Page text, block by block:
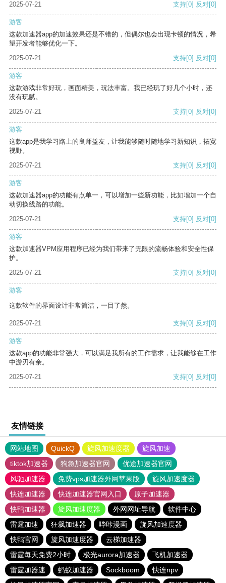
2025-07-21 支持[0] 反对[0]
游客
这款加速器app的加速效果还是不错的，但偶尔也会出现卡顿的情况，希
望开发者能够优化一下。
2025-07-21
支持[0] 反对[0]
游客
这款游戏非常好玩，画面精美，玩法丰富。我已经玩了好几个小时，还
没有玩腻。
2025-07-21
支持[0] 反对[0]
游客
这款app是我学习路上的良师益友，让我能够随时随地学习新知识，拓宽
视野。
2025-07-21
支持[0] 反对[0]
游客
这款加速器app的功能有点单一，可以增加一些新功能，比如增加一个自
动切换线路的功能。
2025-07-21
支持[0] 反对[0]
游客
这款加速器VPM应用程序已经为我们带来了无限的流畅体验和安全性保
护。
2025-07-21
支持[0] 反对[0]
游客
这款软件的界面设计非常简洁，一目了然。
2025-07-21 支持[0] 反对[0]
游客
这款app的功能非常强大，可以满足我所有的工作需求，让我能够在工作
中游刃有余。
2025-07-21
支持[0] 反对[0]
友情链接
网站地图 QuickQ 旋风加速度器
旋风加速
tiktok加速器
狗急加速器官网
优途加速器官网
风驰加速器
免费vps加速器外网苹果版
旋风加速度器
快连加速器
快连加速器官网入口
原子加速器
快鸭加速器
旋风加速度器 外网网址导航
软件中心
雷霆加速
狂飙加速器 哔咔漫画
旋风加速度器
快鸭官网
旋风加速度器
云梯加速器
雷霆每天免费2小时
极光aurora加速器
飞机加速器
雷霆加器速
蚂蚁加速器 Sockboom
快连npv